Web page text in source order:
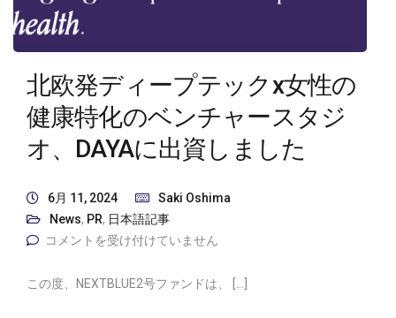
北欧発ディープテックx女性の
健康特化のベンチャースタジ
オ、DAYAに出資しました
6月 11, 2024
Saki Oshima
News, PR, 日本語記事
コメントを受け付けていません
この度、NEXTBLUE2号ファンドは、 […]